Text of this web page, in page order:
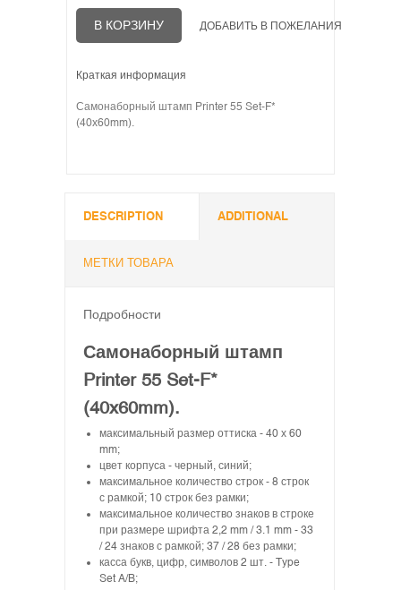
В КОРЗИНУ ДОБАВИТЬ В ПОЖЕЛАНИЯ
Краткая информация
Самонаборный штамп Printer 55 Set-F*
(40x60mm).
DESCRIPTION ADDITIONAL
МЕТКИ ТОВАРА
Подробности
Самонаборный штамп
Printer 55 Set-F*
(40x60mm).
максимальный размер оттиска - 40 х 60
mm;
цвет корпуса - черный, синий;
максимальное количество строк - 8 строк
с рамкой; 10 строк без рамки;
максимальное количество знаков в строке
при размере шрифта 2,2 mm / 3.1 mm - 33
/ 24 знаков с рамкой; 37 / 28 без рамки;
касса букв, цифр, символов 2 шт. - Type
Set A/B;